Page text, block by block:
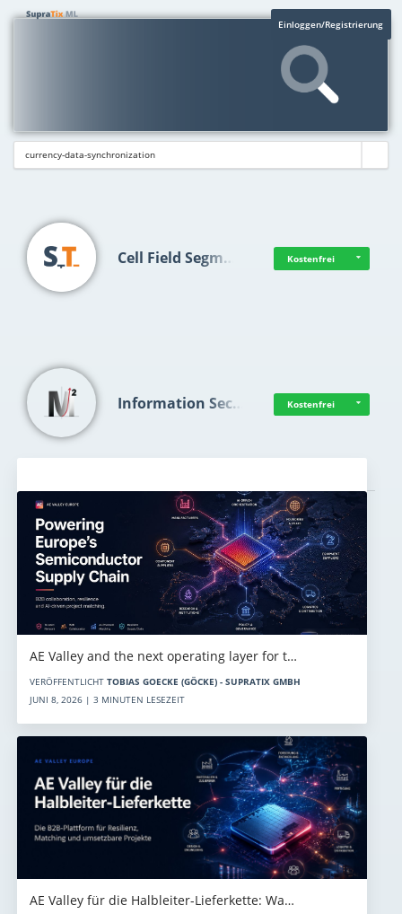
Einloggen/Registrierung
Cell Field Segm… Kostenfrei
Information Sec… Kostenfrei
AE Valley and the next operating layer for t…
VERÖFFENTLICHT TOBIAS GOECKE (GÖCKE) - SUPRATIX GMBH
JUNI 8, 2026 | 3 MINUTEN LESEZEIT
AE Valley für die Halbleiter-Lieferkette: Wa…